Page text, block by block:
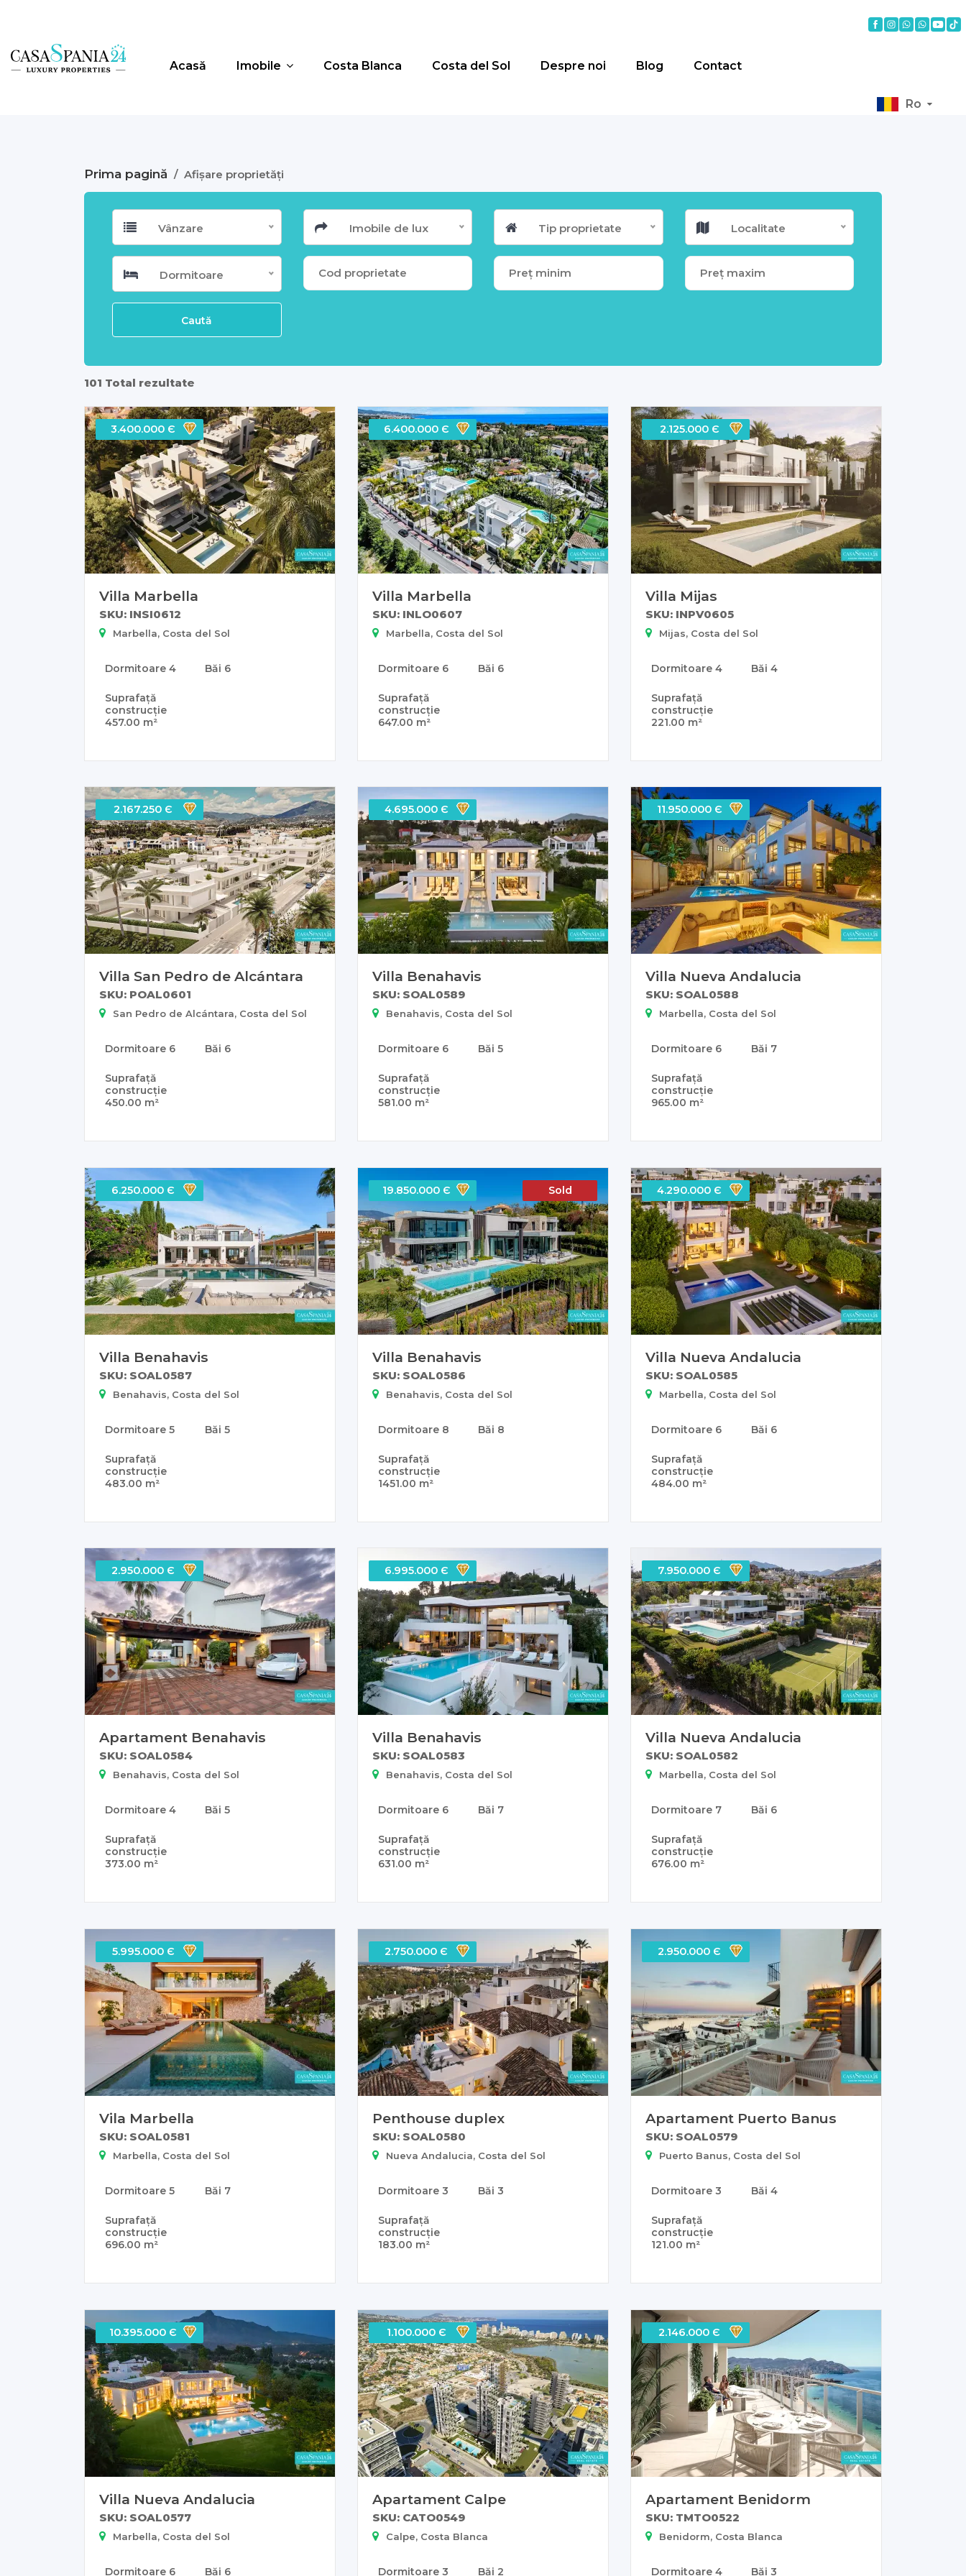
Acasă Imobile Costa Blanca Costa del Sol Despre noi Blog Contact
Ro
Prima pagină / Afișare proprietăți
Vânzare Imobile de lux Tip proprietate Localitate
Dormitoare
Caută
101 Total rezultate
3.400.000 Є
Villa Marbella
SKU: INSI0612
Marbella, Costa del Sol
Dormitoare 4 Băi 6
Suprafață
construcție
457.00 m²
6.400.000 Є
Villa Marbella
SKU: INLO0607
Marbella, Costa del Sol
Dormitoare 6 Băi 6
Suprafață
construcție
647.00 m²
2.125.000 Є
Villa Mijas
SKU: INPV0605
Mijas, Costa del Sol
Dormitoare 4 Băi 4
Suprafață
construcție
221.00 m²
2.167.250 Є
Villa San Pedro de Alcántara
SKU: POAL0601
San Pedro de Alcántara, Costa del Sol
Dormitoare 6 Băi 6
Suprafață
construcție
450.00 m²
4.695.000 Є
Villa Benahavis
SKU: SOAL0589
Benahavis, Costa del Sol
Dormitoare 6 Băi 5
Suprafață
construcție
581.00 m²
11.950.000 Є
Villa Nueva Andalucia
SKU: SOAL0588
Marbella, Costa del Sol
Dormitoare 6 Băi 7
Suprafață
construcție
965.00 m²
6.250.000 Є
Villa Benahavis
SKU: SOAL0587
Benahavis, Costa del Sol
Dormitoare 5 Băi 5
Suprafață
construcție
483.00 m²
19.850.000 Є Sold
Villa Benahavis
SKU: SOAL0586
Benahavis, Costa del Sol
Dormitoare 8 Băi 8
Suprafață
construcție
1451.00 m²
4.290.000 Є
Villa Nueva Andalucia
SKU: SOAL0585
Marbella, Costa del Sol
Dormitoare 6 Băi 6
Suprafață
construcție
484.00 m²
2.950.000 Є
Apartament Benahavis
SKU: SOAL0584
Benahavis, Costa del Sol
Dormitoare 4 Băi 5
Suprafață
construcție
373.00 m²
6.995.000 Є
Villa Benahavis
SKU: SOAL0583
Benahavis, Costa del Sol
Dormitoare 6 Băi 7
Suprafață
construcție
631.00 m²
7.950.000 Є
Villa Nueva Andalucia
SKU: SOAL0582
Marbella, Costa del Sol
Dormitoare 7 Băi 6
Suprafață
construcție
676.00 m²
5.995.000 Є
Vila Marbella
SKU: SOAL0581
Marbella, Costa del Sol
Dormitoare 5 Băi 7
Suprafață
construcție
696.00 m²
2.750.000 Є
Penthouse duplex
SKU: SOAL0580
Nueva Andalucia, Costa del Sol
Dormitoare 3 Băi 3
Suprafață
construcție
183.00 m²
2.950.000 Є
Apartament Puerto Banus
SKU: SOAL0579
Puerto Banus, Costa del Sol
Dormitoare 3 Băi 4
Suprafață
construcție
121.00 m²
10.395.000 Є
Villa Nueva Andalucia
SKU: SOAL0577
Marbella, Costa del Sol
Dormitoare 6 Băi 6
1.100.000 Є
Apartament Calpe
SKU: CATO0549
Calpe, Costa Blanca
Dormitoare 3 Băi 2
2.146.000 Є
Apartament Benidorm
SKU: TMTO0522
Benidorm, Costa Blanca
Dormitoare 4 Băi 3